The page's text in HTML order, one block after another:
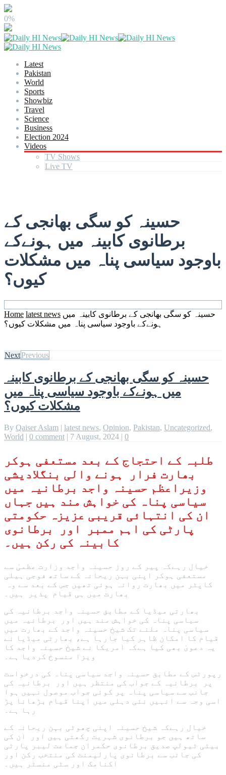
0%
Latest
Pakistan
World
Sports
Showbiz
Travel
Science
Business
Election 2024
Videos
TV Shows
Live TV
حسینہ کو سگی بھانجی کے
برطانوی کابینہ میں ہونےکے
باوجود سیاسی پناہ میں مشکلات
کیوں؟
Home latest news حسینہ کو سگی بھانجی کے برطانوی کابینہ میں
ہونےکے باوجود سیاسی پناہ میں مشکلات کیوں؟
NextPrevious
حسینہ کو سگی بھانجی کے برطانوی کابینہ
میں ہونےکے باوجود سیاسی پناہ میں
مشکلات کیوں؟
By Qaiser Aslam | latest news, Opinion, Pakistan, Uncategorized,
World | 0 comment | 7 August, 2024 | 0
طلبہ کے احتجاج کے بعد مستعفی ہوکر
بھارت فرار ہونے والی بنگلادیشی
وزیراعظم حسینہ واجد برطانیہ میں
سیاسی پناہ کی خواہش مند ہیں جہاں
ان کی انتہائی قریبی عزیزہ حکومتی
پارٹی کی اہم ممبر اور برطانوی
کابینہ کی رکن ہیں۔
خیال رہےکہ پیر کے روز حسینہ واجد وزارت عظمیٰ سے
مستعفی ہوکر اپنی بہن ریحانہ کے ساتھ فوجی ہیلی
کاپٹر میں بھارت روانہ ہوئی تھیں جس کے بعد سے وہ
بھارت میں ہی قیام پذیر ہیں۔
بھارتی میڈیا کے مطابق حسینہ واجد برطانیہ کی
سیاسی پناہ کی خواہش مند ہیں اور برطانیہ میں
سیاسی پناہ ملنے تک شیخ حسینہ واجد کے بھارت میں
قیام کا امکان ظاہر کیا جارہا ہے، بھارتی میڈیا نے
یہ دعویٰ بھی کیا ہےکہ امریکا نے شیخ حسینہ واجد کا
ویزا منسوخ کردیا ہے۔
رپورٹس کے مطابق حسینہ واجد سیاسی پناہ کی درخواست
پر برطانیہ کے جواب کی منتظر ہیں اور برطانیہ کی
جانب سے سیاسی پناہ پر کوئی جواب موصول نہیں ہوا
اسی وجہ سے انہیں نئی دہلی میں اپنا قیام بڑھانا پڑ
خیال رہےکہ شیخ حسینہ اپنی چھوٹی بہن ریحانہ کے
ساتھ ہیں جو برطانوی شہریت رکھتی ہیں اور ان کی
بیٹی ٹیولپ صدیق برطانوی حکمران جماعت لیبر پارٹی
کی جانب سے برطانوی پارلیمنٹ کی منتخب رکن اور
اکنامک اور سٹی منسٹر ہیں۔